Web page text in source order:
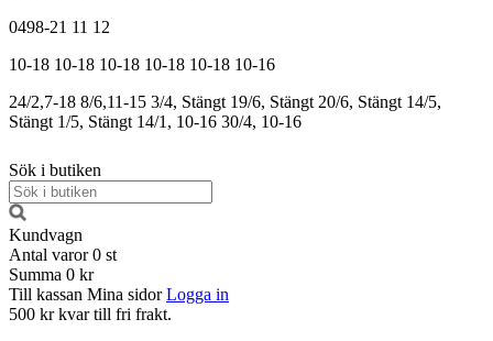
0498-21 11 12
10-18 10-18 10-18 10-18 10-18 10-16
24/2,7-18 8/6,11-15 3/4, Stängt 19/6, Stängt 20/6, Stängt 14/5,
Stängt 1/5, Stängt 14/1, 10-16 30/4, 10-16
Sök i butiken
Kundvagn
Antal varor 0 st
Summa 0 kr
Till kassan Mina sidor Logga in
500 kr kvar till fri frakt.